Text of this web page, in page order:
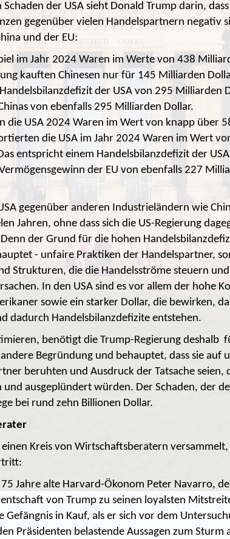
der USA sieht Donald Trump darin, dass
gegenüber vielen Handelspartnern negativ
und der EU:
im Jahr 2024 Waren im Werte von 438
kauften Chinesen nur für 145 Milliarden
der USA von 295 Milliarden
von ebenfalls 295 Milliarden Dollar.
USA 2024 Waren im Wert von knapp über
die USA im Jahr 2024 Waren im Wert
entspricht einem Handelsbilanzdefizit der
der EU von ebenfalls 227
gegenüber anderen Industrieländern wie
Jahren, ohne dass sich die US-Regierung
der Grund für die hohen
- unfaire Praktiken der Handelspartner,
Strukturen, die die Handelsströme steuern und
In den USA sind es vor allem der hohe
sowie ein starker Dollar, die bewirken,
dadurch Handelsbilanzdefizite entstehen.
benötigt die Trump-Regierung deshalb
Begründung und behauptet, dass sie auf
beruhten und Ausdruck der Tatsache seien,
ausgeplündert würden. Der Schaden, der
bei rund zehn Billionen Dollar.
Kreis von Wirtschaftsberatern
Jahre alte Harvard-Ökonom Peter Navarro,
von Trump zu seinen loyalsten
in Kauf, als er sich vor dem
Präsidenten belastende Aussagen zum Sturm